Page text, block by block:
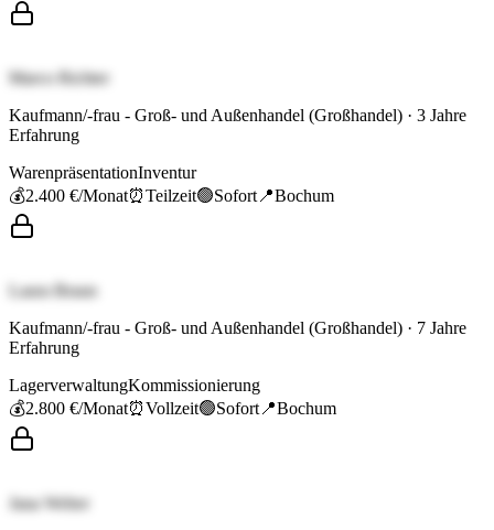
Marco Richter
Kaufmann/-frau - Groß- und Außenhandel (Großhandel) · 3 Jahre
Erfahrung
WarenpräsentationInventur
💰2.400 €/Monat⏰Teilzeit🟢Sofort 📍Bochum
Laura Braun
Kaufmann/-frau - Groß- und Außenhandel (Großhandel) · 7 Jahre
Erfahrung
LagerverwaltungKommissionierung
💰2.800 €/Monat⏰Vollzeit🟢Sofort 📍Bochum
Jana Weber